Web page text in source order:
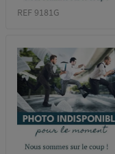
REF 9181G